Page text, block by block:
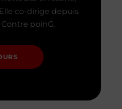
co-dirige depuis
poinG.